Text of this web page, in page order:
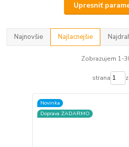
Upresniť
Najnovšie Najlacnejšie
Zobrazujem 1-
strana
Novinka
Doprava ZADARMO